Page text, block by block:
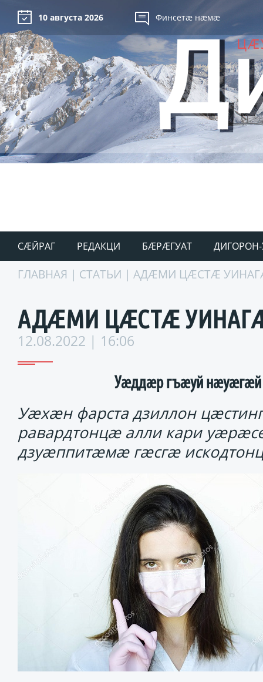
10 августа 2026 Финсетæ нæмæ
СÆЙРАГ РЕДАКЦИ БÆРÆГУАТ ДИГОРОН-
ГЛАВНАЯ | СТАТЬИ | АДÆМИ ЦÆСТÆ
АДÆМИ ЦÆСТÆ
12.08.2022 | 16:06
Уæддæр гъæуй нæуæгæй
Уæхæн фарста дзиллон
равардтонцæ алли кари
дзуæппитæмæ гæсгæ